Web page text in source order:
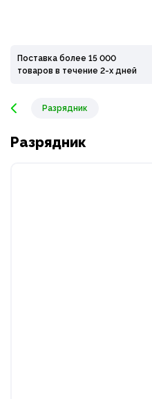
Поставка более 15 000
товаров в течение 2-х дней
Разрядник
Разрядник